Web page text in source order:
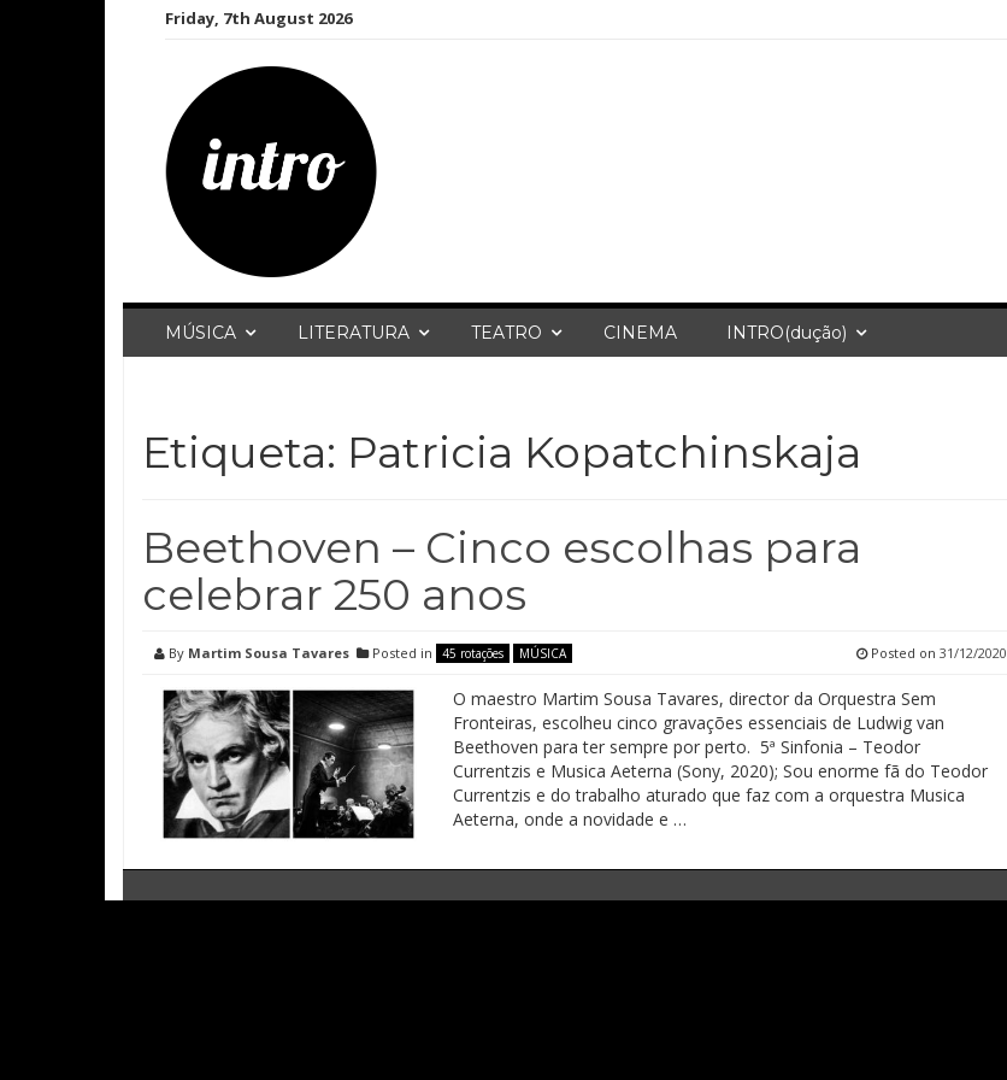
Friday, 7th August 2026
MÚSICA LITERATURA TEATRO CINEMA INTRO(dução)
Etiqueta: Patricia Kopatchinskaja
Beethoven – Cinco escolhas para
celebrar 250 anos
By Martim Sousa Tavares Posted in 45 rotações MÚSICA Posted on 31/12/2020
O maestro Martim Sousa Tavares, director da Orquestra Sem
Fronteiras, escolheu cinco gravações essenciais de Ludwig van
Beethoven para ter sempre por perto. 5ª Sinfonia – Teodor
Currentzis e Musica Aeterna (Sony, 2020); Sou enorme fã do Teodor
Currentzis e do trabalho aturado que faz com a orquestra Musica
Aeterna, onde a novidade e …